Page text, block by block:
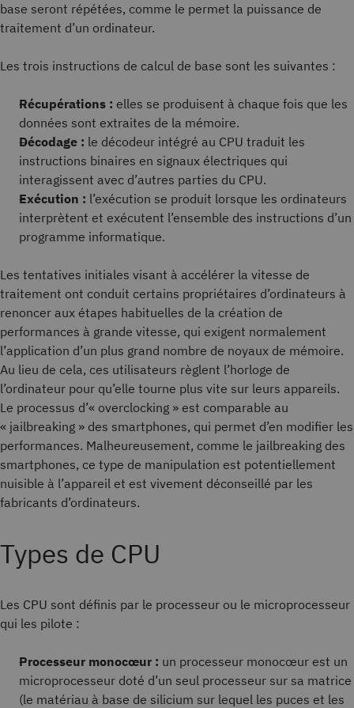
base seront répétées, comme le permet la puissance de
traitement d’un ordinateur.
Les trois instructions de calcul de base sont les suivantes :
Récupérations : elles se produisent à chaque fois que les
données sont extraites de la mémoire.
Décodage : le décodeur intégré au CPU traduit les
instructions binaires en signaux électriques qui
interagissent avec d’autres parties du CPU.
Exécution : l’exécution se produit lorsque les ordinateurs
interprètent et exécutent l’ensemble des instructions d’un
programme informatique.
Les tentatives initiales visant à accélérer la vitesse de
traitement ont conduit certains propriétaires d’ordinateurs à
renoncer aux étapes habituelles de la création de
performances à grande vitesse, qui exigent normalement
l’application d’un plus grand nombre de noyaux de mémoire.
Au lieu de cela, ces utilisateurs règlent l’horloge de
l’ordinateur pour qu’elle tourne plus vite sur leurs appareils.
Le processus d’« overclocking » est comparable au
« jailbreaking » des smartphones, qui permet d’en modifier les
performances. Malheureusement, comme le jailbreaking des
smartphones, ce type de manipulation est potentiellement
nuisible à l’appareil et est vivement déconseillé par les
fabricants d’ordinateurs.
Types de CPU
Les CPU sont définis par le processeur ou le microprocesseur
qui les pilote :
Processeur monocœur : un processeur monocœur est un
microprocesseur doté d’un seul processeur sur sa matrice
(le matériau à base de silicium sur lequel les puces et les